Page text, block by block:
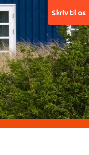
Skriv til os